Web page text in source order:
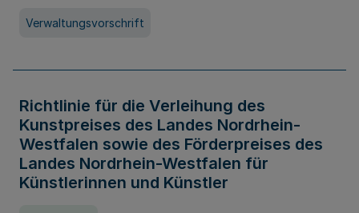
Verwaltungsvorschrift
Richtlinie für die Verleihung des
Kunstpreises des Landes Nordrhein-
Westfalen sowie des Förderpreises des
Landes Nordrhein-Westfalen für
Künstlerinnen und Künstler